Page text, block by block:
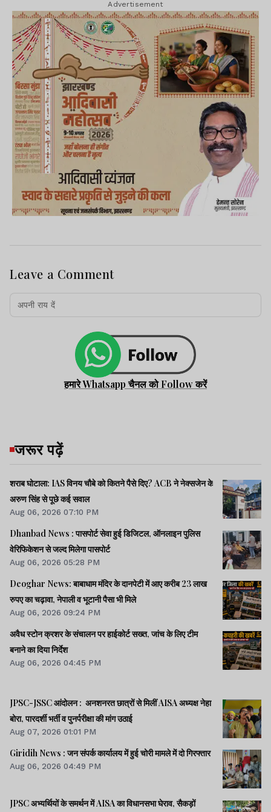
Advertisement
Leave a Comment
हमारे Whatsapp चैनल को Follow करें
जरूर पढ़ें
शराब घोटाला: IAS विनय चौबे को कितने पैसे दिए? ACB ने नेक्सजेन के
अरुण सिंह से पूछे कई सवाल
Aug 06, 2026 07:10 PM
Dhanbad News : पासपोर्ट सेवा हुई डिजिटल, ऑनलाइन पुलिस
वेरिफिकेशन से जल्द मिलेगा पासपोर्ट
Aug 06, 2026 05:28 PM
Deoghar News: बाबाधाम मंदिर के दानपेटी में आए करीब 23 लाख
रुपए का चढ़ावा, नेपाली व भूटानी पैसा भी मिले
Aug 06, 2026 09:24 PM
अवैध स्टोन क्रशर के संचालन पर हाईकोर्ट सख्त, जांच के लिए टीम
बनाने का दिया निर्देश
Aug 06, 2026 04:45 PM
JPSC-JSSC आंदोलन : अनशनरत छात्रों से मिलीं AISA अध्यक्ष नेहा
बोरा, पारदर्शी भर्ती व पुनर्परीक्षा की मांग उठाई
Aug 07, 2026 01:01 PM
Giridih News : जन संपर्क कार्यालय में हुई चोरी मामले में दो गिरफ्तार
Aug 06, 2026 04:49 PM
JPSC अभ्यर्थियों के समर्थन में AISA का विधानसभा घेराव, सैकड़ों